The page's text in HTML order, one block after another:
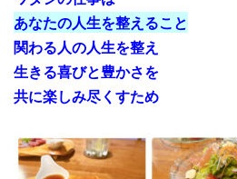
あなたの人生を整えること
関わる人の人生を整え
生きる喜びと豊かさを
共に楽しみ尽くすため